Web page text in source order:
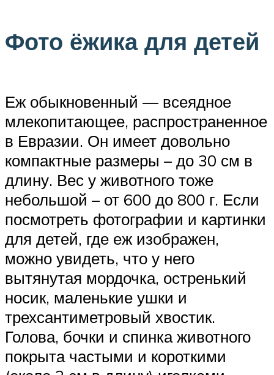
Фото ёжика для детей
Еж обыкновенный — всеядное
млекопитающее, распространенное
в Евразии. Он имеет довольно
компактные размеры – до 30 см в
длину. Вес у животного тоже
небольшой – от 600 до 800 г. Если
посмотреть фотографии и картинки
для детей, где еж изображен,
можно увидеть, что у него
вытянутая мордочка, остренький
носик, маленькие ушки и
трехсантиметровый хвостик.
Голова, бочки и спинка животного
покрыта частыми и короткими